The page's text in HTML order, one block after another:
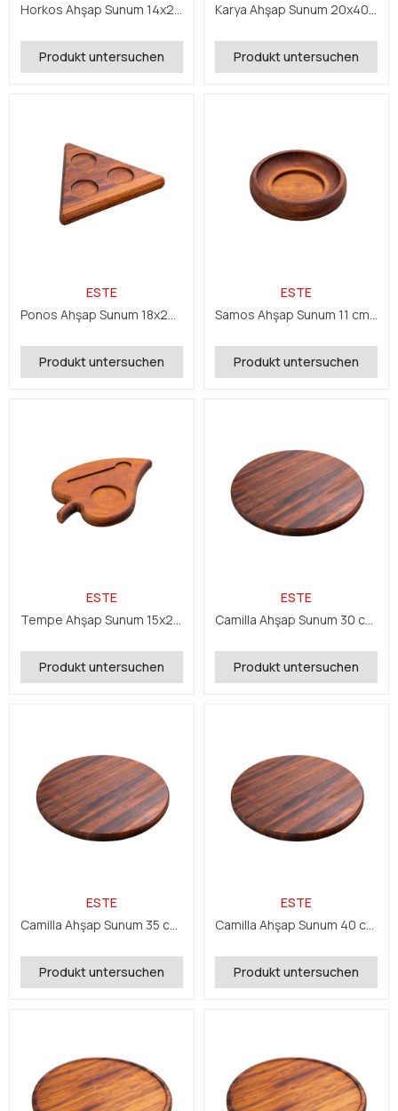
Horkos Ahşap Sunum 14x23x2,4 cm
Produkt untersuchen
Karya Ahşap Sunum 20x40x,2,4 cm
Produkt untersuchen
ESTE
Ponos Ahşap Sunum 18x20x2,4 cm
Produkt untersuchen
ESTE
Samos Ahşap Sunum 11 cm 2,4 cm
Produkt untersuchen
ESTE
Tempe Ahşap Sunum 15x21x2,4 cm
Produkt untersuchen
ESTE
Camilla Ahşap Sunum 30 cm 5 cm
Produkt untersuchen
ESTE
Camilla Ahşap Sunum 35 cm 5 cm
Produkt untersuchen
ESTE
Camilla Ahşap Sunum 40 cm 5 cm
Produkt untersuchen